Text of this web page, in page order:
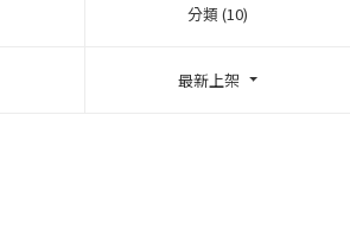
分類 (10)
最新上架